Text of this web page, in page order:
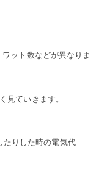
ット数などが異なりま
見ていきます。
たりした時の電気代